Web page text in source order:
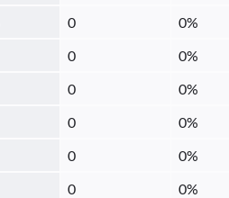
0 0%
0 0%
0 0%
0 0%
0 0%
0 0%